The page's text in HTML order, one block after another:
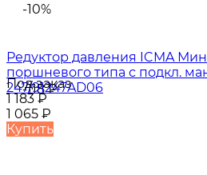
-10%
-118₽
Редуктор давления ICMA
поршневого типа с подкл.
247/91247AD06
Под заказ
1 183₽
1 065 ₽
Купить